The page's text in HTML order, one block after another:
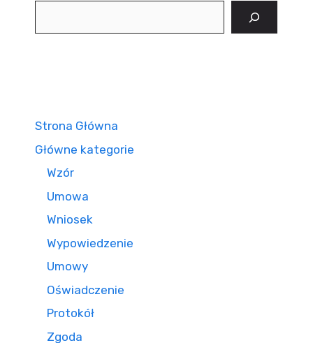
Strona Główna
Główne kategorie
Wzór
Umowa
Wniosek
Wypowiedzenie
Umowy
Oświadczenie
Protokół
Zgoda